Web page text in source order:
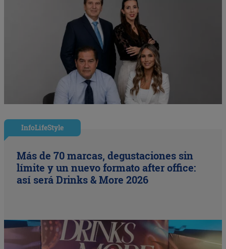
InfoLifeStyle
Más de 70 marcas, degustaciones sin
límite y un nuevo formato after office:
así será Drinks & More 2026